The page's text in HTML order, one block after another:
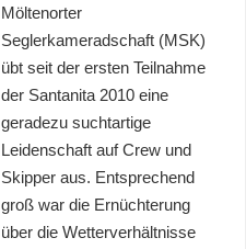
Möltenorter
Seglerkameradschaft (MSK)
übt seit der ersten Teilnahme
der Santanita 2010 eine
geradezu suchtartige
Leidenschaft auf Crew und
Skipper aus. Entsprechend
groß war die Ernüchterung
über die Wetterverhältnisse